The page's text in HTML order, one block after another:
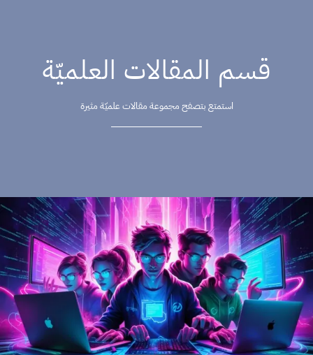
قسم المقالات العلميّة
استمتع بتصفح مجموعة مقالات علميّة مثيرة